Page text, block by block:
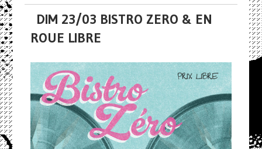
DIM 23/03 BISTRO ZERO & EN
ROUE LIBRE